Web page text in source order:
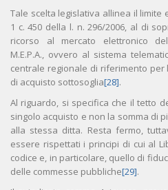
Tale scelta legislativa allinea il limite
1 c. 450 della l. n. 296/2006, al di
ricorso al mercato elettronico
M.E.P.A., ovvero al sistema
centrale regionale di riferimento
di acquisto sottosoglia[28].
Al riguardo, si specifica che il tetto
singolo acquisto e non la somma di
alla stessa ditta. Resta fermo,
essere rispettati i principi di cui al
codice e, in particolare, quello di
delle commesse pubbliche[29].